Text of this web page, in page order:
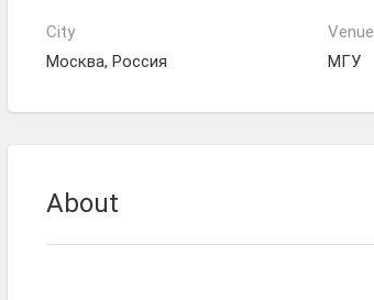
City
Москва, Россия
Venue
МГУ
About